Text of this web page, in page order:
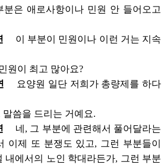
분은 애로사항이나 민원 안 들어오고
이 부분이 민원이나 이런 거는 지속
원이 최고 많아요?
요양원 일단 저희가 총량제를 하다
말씀을 드리는 거예요.
네, 그 부분에 관련해서 풀어달라는
이제 또 분쟁도 있고, 그런 부분들이
내에서의 노인 학대라든가, 그런 부분